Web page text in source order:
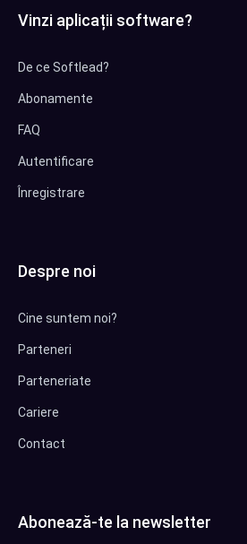
Vinzi aplicații software?
De ce Softlead?
Abonamente
FAQ
Autentificare
Înregistrare
Despre noi
Cine suntem noi?
Parteneri
Parteneriate
Cariere
Contact
Abonează-te la newsletter